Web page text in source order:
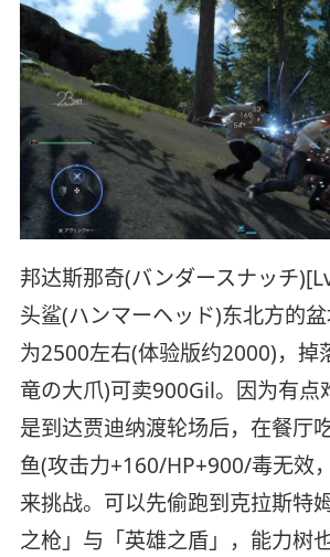
邦达斯那奇(バンダースナッチ
头鲨(ハンマーヘッド)东北方的
为2500左右(体验版约2000)，掉
竜の大爪)可卖900Gil。因为有点
是到达贾迪纳渡轮场后，在餐厅
鱼(攻击力+160/HP+900/毒无效
来挑战。可以先偷跑到克拉斯特
之枪」与「英雄之盾」，能力树